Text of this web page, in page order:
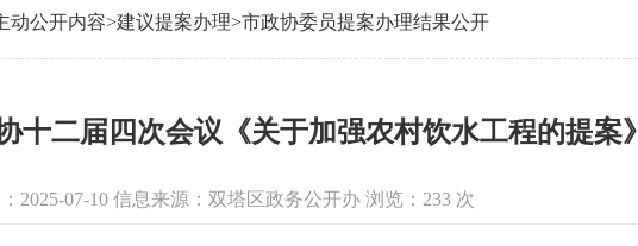
动公开内容>建议提案办理>市政协委员提案办理结果公开
十二届四次会议《关于加强农村饮水工程的提案
2025-07-10 信息来源：双塔区政务公开办 浏览： 233 次